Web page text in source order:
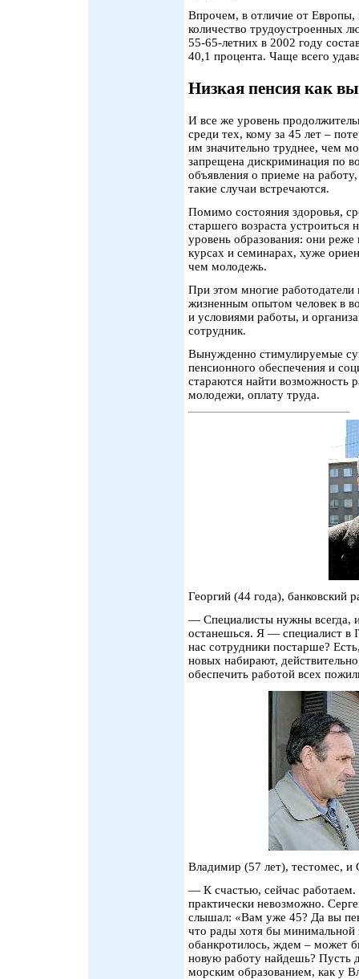
Впрочем, в отличие от Европы,
количество трудоустроенных
55-65-летних в 2002 году
40,1 процента. Чаще всего
Низкая пенсия как
И все же уровень
среди тех, кому за 45 лет –
им значительно труднее, чем
запрещена дискриминация по
объявления о приеме на
такие случаи встречаются.
Помимо состояния здоровья,
старшего возраста устроиться
уровень образования: они
курсах и семинарах, хуже
чем молодежь.
При этом многие
жизненным опытом человек в
и условиями работы, и
сотрудник.
Вынужденно стимулируемые
пенсионного обеспечения и
стараются найти возможность
молодежи, оплату труда.
Георгий (44 года), банковский
— Специалисты нужны всегда,
останешься. Я — специалист в
нас сотрудники постарше?
новых набирают,
обеспечить работой всех
Владимир (57 лет), тестомес, и
— К счастью, сейчас
практически невозможно.
слышал: «Вам уже 45? Да вы
что рады хотя бы минимальной
обанкротилось, ждем – может
новую работу найдешь?
морским образованием, как у